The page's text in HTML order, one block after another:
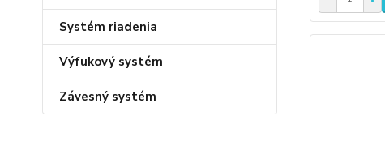
Systém riadenia
Výfukový systém
Závesný systém